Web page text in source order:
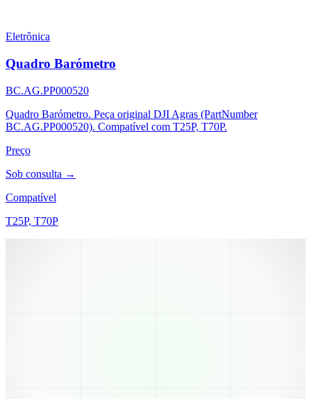
Eletrônica
Quadro Barómetro
BC.AG.PP000520
Quadro Barómetro. Peça original DJI Agras (PartNumber
BC.AG.PP000520). Compatível com T25P, T70P.
Preço
Sob consulta →
Compatível
T25P, T70P